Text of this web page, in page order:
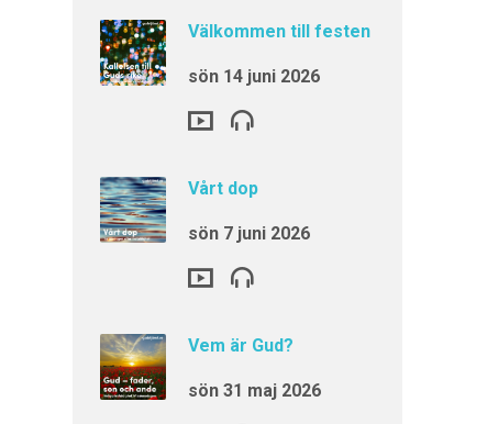
Välkommen till festen
sön 14 juni 2026
Vårt dop
sön 7 juni 2026
Vem är Gud?
sön 31 maj 2026